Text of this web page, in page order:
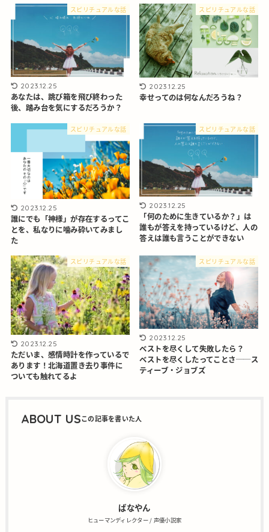
スピリチュアルな話
2023.12.25
あなたは、跳び箱を飛び終わった
後、踏み台を気にするだろうか？
スピリチュアルな話
2023.12.25
幸せってのは何なんだろうね？
スピリチュアルな話
2023.12.25
誰にでも「神様」が存在するってこ
とを、私なりに噛み砕いてみまし
た
スピリチュアルな話
2023.12.25
「何のために生きているか？」は
誰もが答えを持っているけど、人の
答えは誰も言うことができない
スピリチュアルな話
2023.12.25
ただいま、感情時計を作っているで
あります！北海道置き去り事件に
ついても触れてるよ
スピリチュアルな話
2023.12.25
ベストを尽くして失敗したら？
ベストを尽くしたってことさ──ス
ティーブ・ジョブズ
ABOUT US
ばなやん
ヒューマンディレクター / 声優小説家